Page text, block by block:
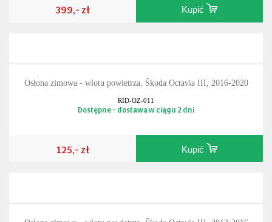
399,- zł Kupić
Osłona zimowa - wlotu powietrza, Škoda Octavia III, 2016-2020
RID-OZ-011
Dostępne - dostawa w ciągu 2 dni
125,- zł Kupić